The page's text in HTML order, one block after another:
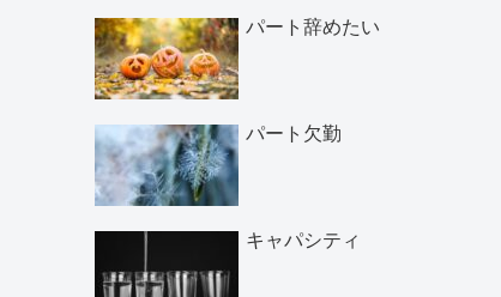
パート辞めたい
パート欠勤
キャパシティ